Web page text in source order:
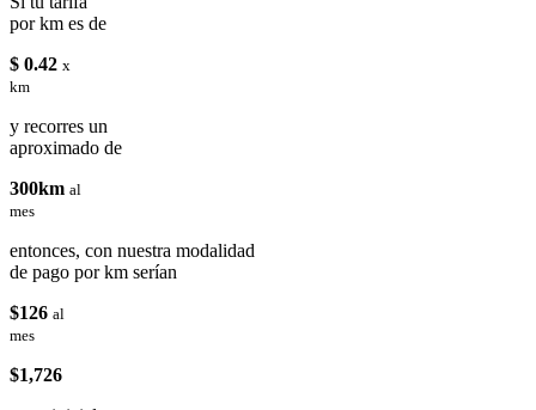
por km es de
$ 0.42 x
km
y recorres un
aproximado de
300km al
mes
entonces, con nuestra modalidad
de pago por km serían
$126 al
mes
$1,726